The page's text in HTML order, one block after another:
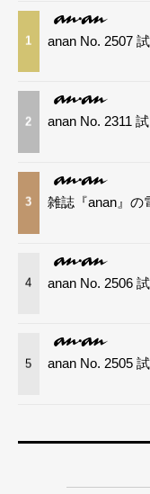
1 anan No. 2507
2 anan No. 2311
3 雑誌『anan』の
4 anan No. 2506
5 anan No. 2505